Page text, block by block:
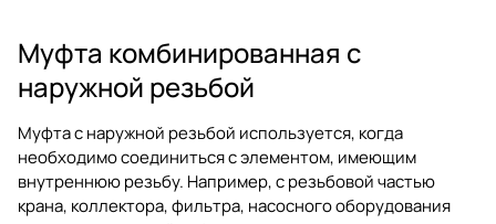
Муфта комбинированная с
наружной резьбой
Муфта с наружной резьбой используется, когда
необходимо соединиться с элементом, имеющим
внутреннюю резьбу. Например, с резьбовой частью
крана, коллектора, фильтра, насосного оборудования